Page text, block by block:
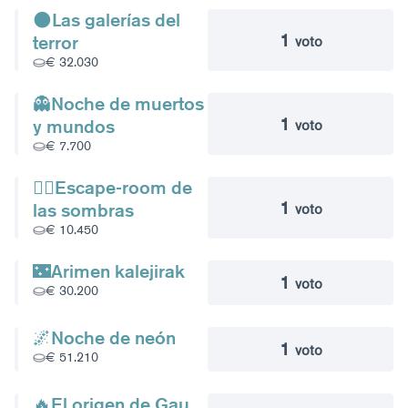
🌑Las galerías del
terror
€ 32.030
1 voto
👻Noche de muertos
y mundos
€ 7.700
1 voto
🧟‍♀️Escape-room de
las sombras
€ 10.450
1 voto
🌃Arimen kalejirak
€ 30.200 1 voto
🌌Noche de neón
€ 51.210 1 voto